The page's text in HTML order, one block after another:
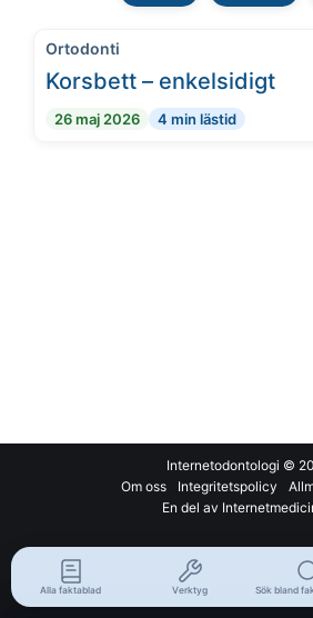
Ortodonti
Korsbett – enkelsidigt
26 maj 2026 4 min lästid
Internetodontologi ©
Om oss
Integritetspolicy
En del av
Alla faktablad Verktyg Sök bland